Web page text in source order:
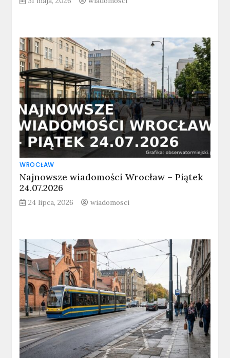
WROCŁAW
Najnowsze wiadomości Wrocław – Piątek
24.07.2026
24 lipca, 2026 wiadomosci